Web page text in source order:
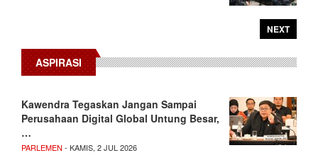
NEXT
ASPIRASI
Kawendra Tegaskan Jangan Sampai
Perusahaan Digital Global Untung Besar,
…
PARLEMEN - KAMIS, 2 JUL 2026